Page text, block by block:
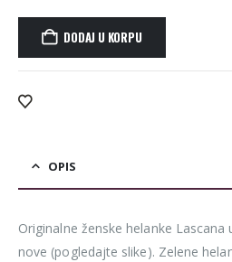
DODAJ U KORPU
Alternative:
OPIS
Originalne ženske helanke
nove (pogledajte slike). Zelene